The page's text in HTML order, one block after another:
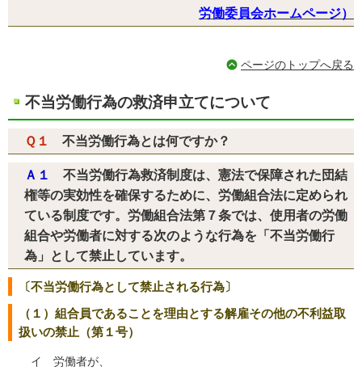
労働委員会ホームページ）
ページのトップへ戻る
不当労働行為の救済申立てについて
Ｑ１ 不当労働行為とは何ですか？
Ａ１
不当労働行為救済制度は、憲法で保障された団結
権等の実効性を確保するために、労働組合法に定められ
ている制度です。労働組合法第７条では、使用者の労働
組合や労働者に対する次のような行為を「不当労働行
為」として禁止しています。
〔不当労働行為として禁止される行為〕
（１）組合員であることを理由とする解雇その他の不利益取
扱いの禁止（第１号）
イ 労働者が、